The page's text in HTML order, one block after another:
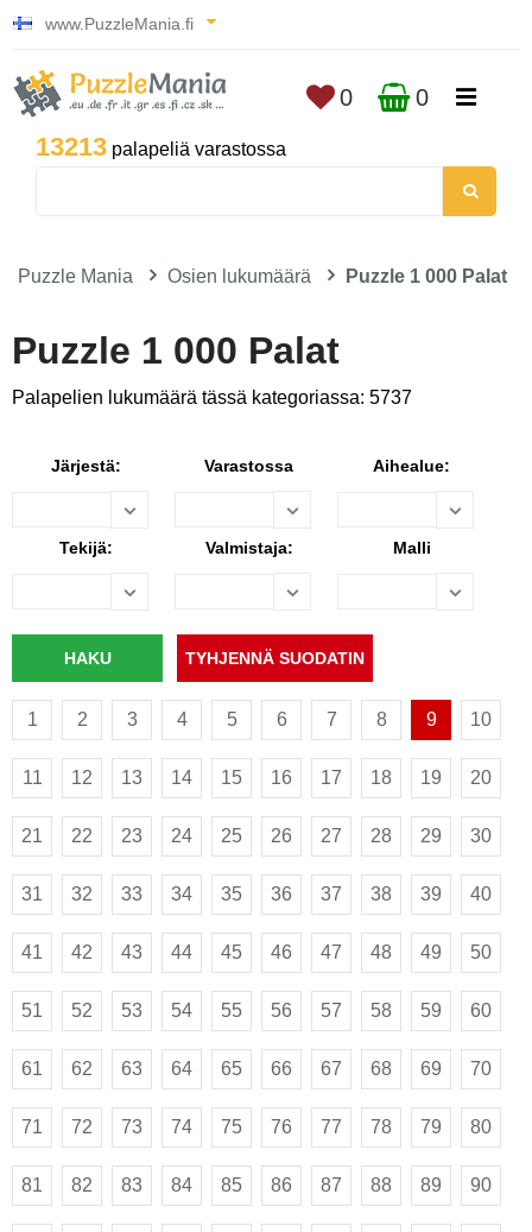
www.PuzzleMania.fi
13213 palapeliä varastossa
0 0
Puzzle Mania Osien lukumäärä Puzzle 1 000 Palat
Puzzle 1 000 Palat
Palapelien lukumäärä tässä kategoriassa: 5737
Järjestä: Varastossa Aihealue:
Tekijä: Valmistaja: Malli
1 2 3 4 5 6 7 8 9 10
11 12 13 14 15 16 17 18 19 20
21 22 23 24 25 26 27 28 29 30
31 32 33 34 35 36 37 38 39 40
41 42 43 44 45 46 47 48 49 50
51 52 53 54 55 56 57 58 59 60
61 62 63 64 65 66 67 68 69 70
71 72 73 74 75 76 77 78 79 80
81 82 83 84 85 86 87 88 89 90